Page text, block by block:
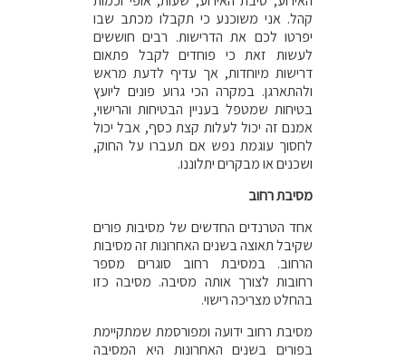
קהל. אני משוכנע כי תקבלו מכתב שבו
יפרטו לכם את הדרישות. רבים חוששים
לעשות זאת כי פוחדים לקבל פתאום
דרישות מיוחדות, אך עדיף לדעת מראש
ולהתארגן. במקרה הכי גרוע פונים ליועץ
בטיחות שמטפל בעניין הבטיחות והרישוי,
אמנם זה יכול לעלות קצת כסף, אבל יכול
לחסוך עוגמת נפש אם תעברו על החוק,
ושכנים או מבקרים יתלוננו.
מסיבת רחוב
אחד הטרנדים החדשים של מסיבות פורים
שקיבל תאוצה בשנים האחרונות זה מסיבות
הרחוב. במסיבת רחוב סוגרים מספר
רחובות לצורך אותה מסיבה. מסיבה כזו
בהחלט מצריכה רישוי.
מסיבת רחוב ידועה ומפורסמת שמתקיימת
בפורים בשנים האחרונות היא המסיבה